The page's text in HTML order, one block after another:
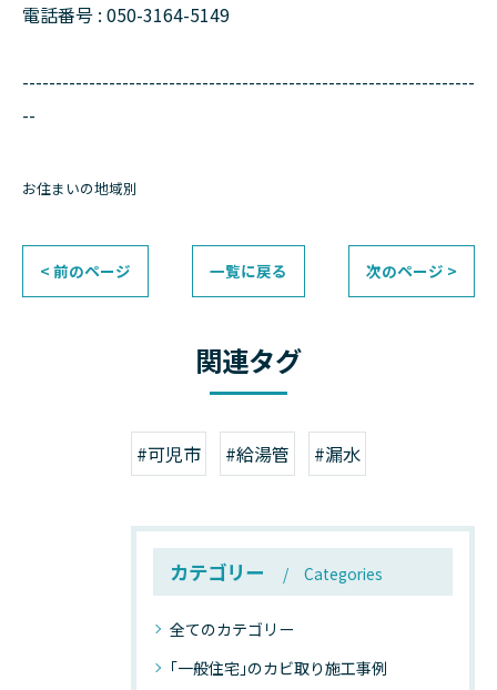
電話番号 : 050-3164-5149
--------------------------------------------------------------------
--
お住まいの地域別
< 前のページ 一覧に戻る 次のページ >
関連タグ
#可児市 #給湯管 #漏水
カテゴリー Categories
全てのカテゴリー
｢一般住宅｣のカビ取り施工事例